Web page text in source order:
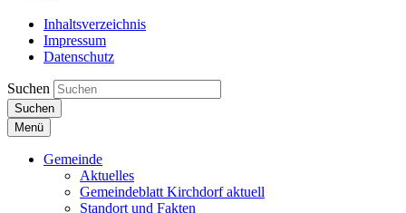
Inhaltsverzeichnis
Impressum
Datenschutz
Suchen
Suchen
Menü
Gemeinde
Aktuelles
Gemeindeblatt Kirchdorf aktuell
Standort und Fakten